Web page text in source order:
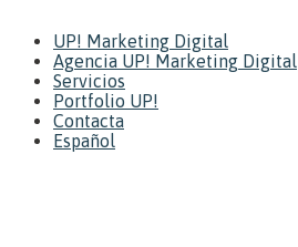
UP! Marketing Digital
Agencia UP! Marketing Digital
Servicios
Portfolio UP!
Contacta
Español